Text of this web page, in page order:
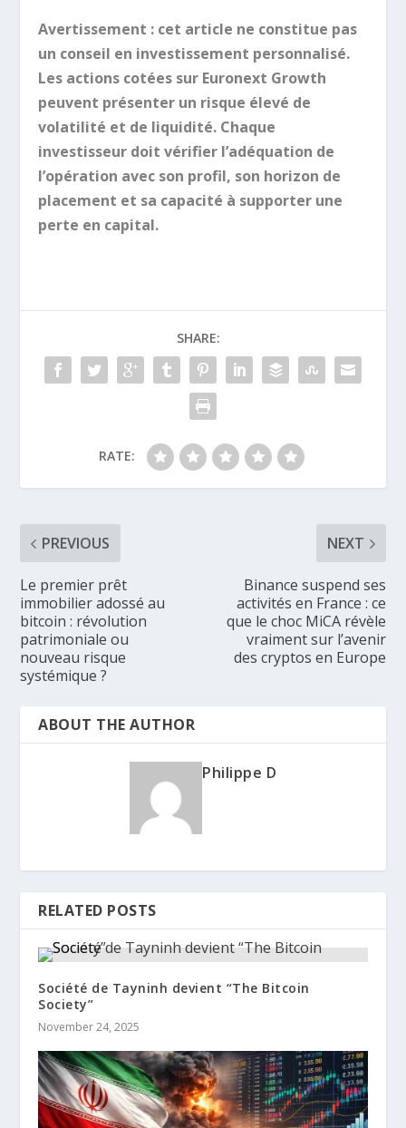
Avertissement : cet article ne constitue pas
un conseil en investissement personnalisé.
Les actions cotées sur Euronext Growth
peuvent présenter un risque élevé de
volatilité et de liquidité. Chaque
investisseur doit vérifier l’adéquation de
l’opération avec son profil, son horizon de
placement et sa capacité à supporter une
perte en capital.
SHARE:
RATE:
PREVIOUS
Le premier prêt
immobilier adossé au
bitcoin : révolution
patrimoniale ou
nouveau risque
systémique ?
NEXT
Binance suspend ses
activités en France : ce
que le choc MiCA révèle
vraiment sur l’avenir
des cryptos en Europe
ABOUT THE AUTHOR
Philippe D
RELATED POSTS
Société de Tayninh devient “The Bitcoin
Society”
November 24, 2025